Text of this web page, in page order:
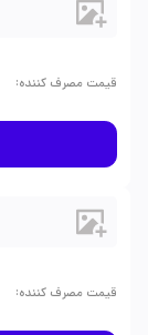
قیمت مصرف کننده:
قیمت مصرف کننده: